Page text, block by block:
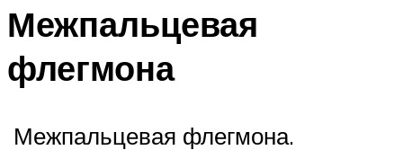
Межпальцевая
флегмона
Межпальцевая флегмона.